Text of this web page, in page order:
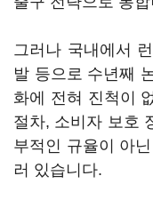
그러나 국내에서
발 등으로 수년째
화에 전혀 진척이
절차, 소비자 보호
부적인 규율이 아
러 있습니다.